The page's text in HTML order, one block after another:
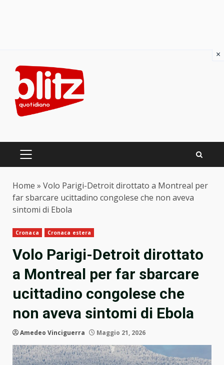
content
PRIMARY
Home » Volo Parigi-Detroit dirottato a Montreal per
far sbarcare ucittadino congolese che non aveva
sintomi di Ebola
Cronaca Cronaca estera
Volo Parigi-Detroit dirottato
a Montreal per far sbarcare
ucittadino congolese che
non aveva sintomi di Ebola
Amedeo Vinciguerra Maggio 21, 2026
×